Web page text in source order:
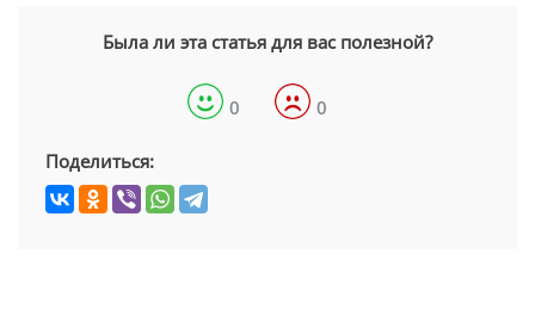
Была ли эта статья для вас полезной?
0 0
Поделиться: